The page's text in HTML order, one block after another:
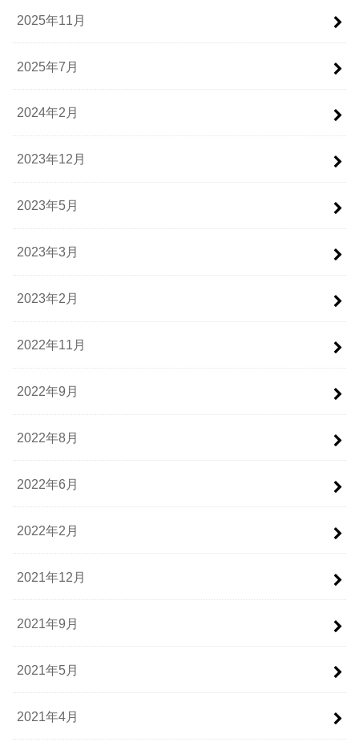
2025年11月
2025年7月
2024年2月
2023年12月
2023年5月
2023年3月
2023年2月
2022年11月
2022年9月
2022年8月
2022年6月
2022年2月
2021年12月
2021年9月
2021年5月
2021年4月